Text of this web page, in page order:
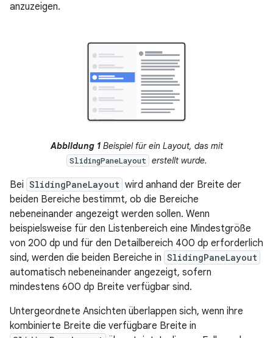
anzuzeigen.
Abbildung 1Beispiel für ein Layout, das mit
SlidingPaneLayout erstellt wurde.
Bei SlidingPaneLayout wird anhand der Breite der
beiden Bereiche bestimmt, ob die Bereiche
nebeneinander angezeigt werden sollen. Wenn
beispielsweise für den Listenbereich eine Mindestgröße
von 200 dp und für den Detailbereich 400 dp erforderlich
sind, werden die beiden Bereiche in SlidingPaneLayout
automatisch nebeneinander angezeigt, sofern
mindestens 600 dp Breite verfügbar sind.
Untergeordnete Ansichten überlappen sich, wenn ihre
kombinierte Breite die verfügbare Breite in